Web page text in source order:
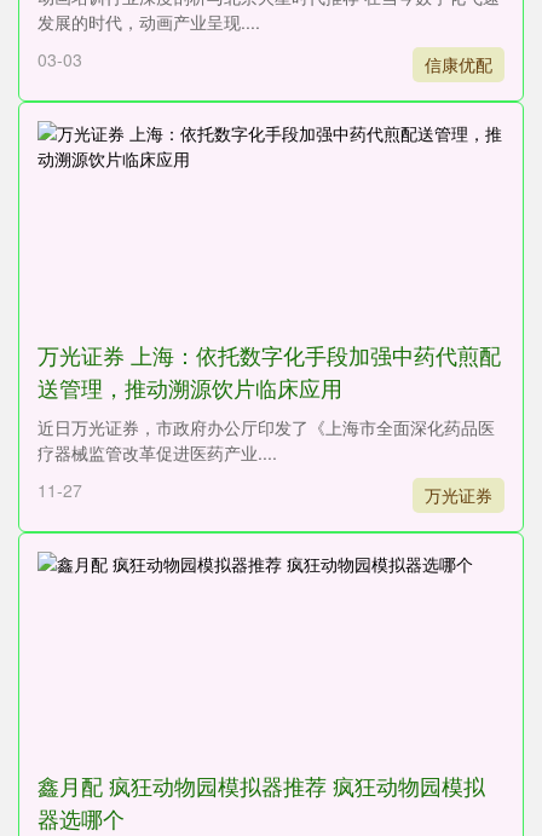
发展的时代，动画产业呈现....
03-03
信康优配
万光证券 上海：依托数字化手段加强中药代煎配
送管理，推动溯源饮片临床应用
近日万光证券，市政府办公厅印发了《上海市全面深化药品医
疗器械监管改革促进医药产业....
11-27
万光证券
鑫月配 疯狂动物园模拟器推荐 疯狂动物园模拟
器选哪个